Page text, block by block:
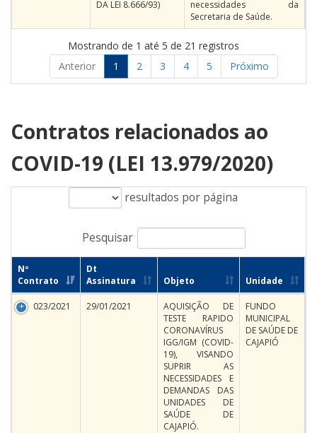
DA LEI 8.666/93)
necessidades da
Secretaria de Saúde.
Mostrando de 1 até 5 de 21 registros
Anterior
1 2 3 4 5 Próximo
Contratos relacionados ao
COVID-19 (LEI 13.979/2020)
resultados por página
Pesquisar
Nº
Contrato
Dt
Assinatura
Objeto Unidade
023/2021 29/01/2021
AQUISIÇÃO DE
TESTE RAPIDO
CORONAVÍRUS
IGG/IGM (COVID-
19), VISANDO
SUPRIR AS
NECESSIDADES E
DEMANDAS DAS
UNIDADES DE
SAÚDE DE
CAJAPIÓ.
FUNDO
MUNICIPAL
DE SAÚDE DE
CAJAPIÓ